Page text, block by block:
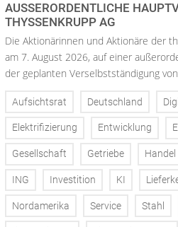
AUSSERORDENTLICHE
HYSSENKRUPP AG
Die Aktionärinnen und Aktionäre der
am 7. August 2026, auf einer
der geplanten Verselbstständigung
Aufsichtsrat Deutschland
Elektrifizierung Entwicklung
Gesellschaft Getriebe Handel
ING Investition KI
Nordamerika Service Stahl